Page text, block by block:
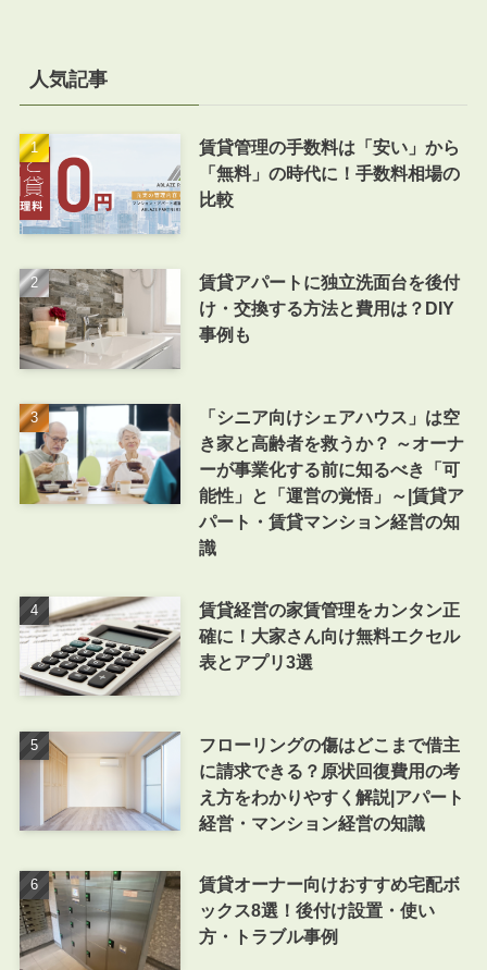
人気記事
賃貸管理の手数料は「安い」から
「無料」の時代に！手数料相場の
比較
賃貸アパートに独立洗面台を後付
け・交換する方法と費用は？DIY
事例も
「シニア向けシェアハウス」は空
き家と高齢者を救うか？ ～オーナ
ーが事業化する前に知るべき「可
能性」と「運営の覚悟」～|賃貸ア
パート・賃貸マンション経営の知
識
賃貸経営の家賃管理をカンタン正
確に！大家さん向け無料エクセル
表とアプリ3選
フローリングの傷はどこまで借主
に請求できる？原状回復費用の考
え方をわかりやすく解説|アパート
経営・マンション経営の知識
賃貸オーナー向けおすすめ宅配ボ
ックス8選！後付け設置・使い
方・トラブル事例